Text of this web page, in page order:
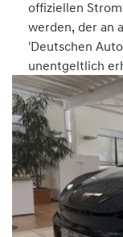
offiziellen
werden, der an
'Deutschen
unentgeltlich